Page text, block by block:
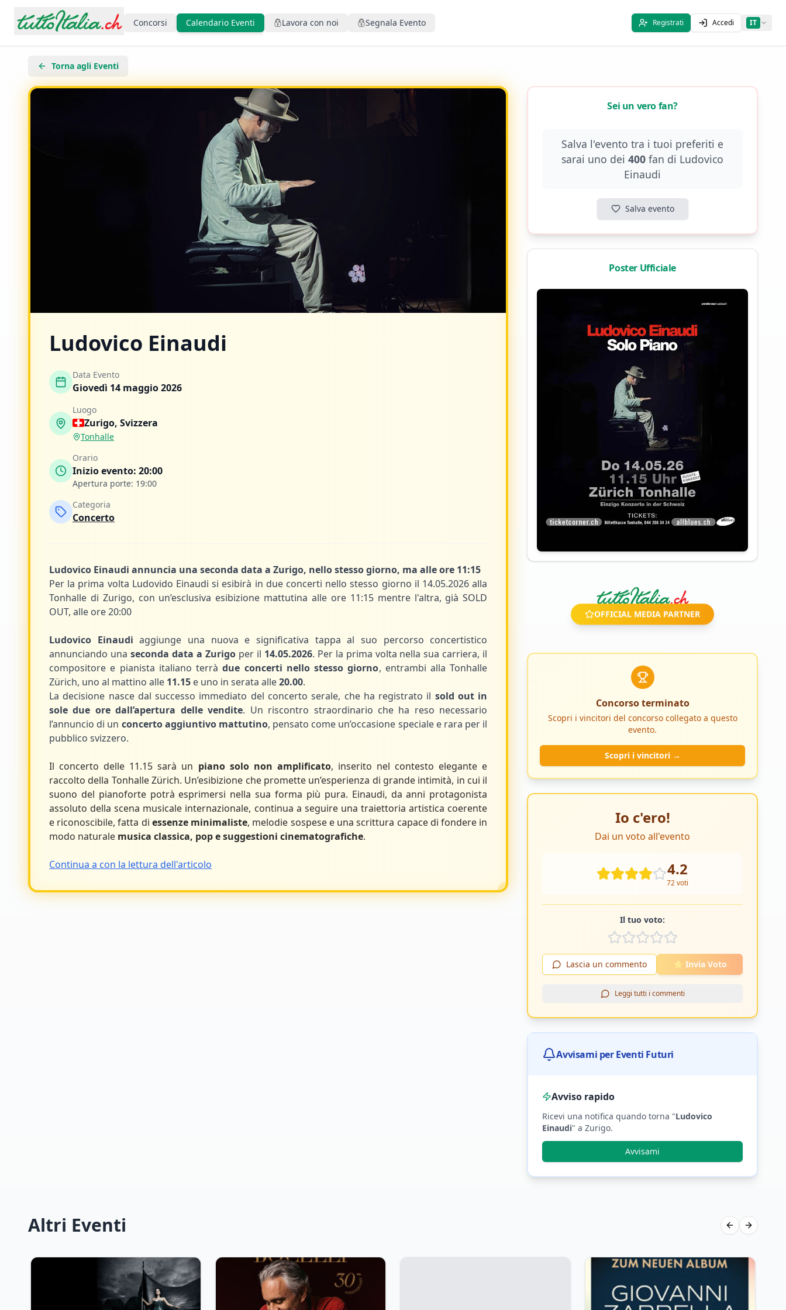
Concorsi Calendario Eventi Lavora con noi Segnala Evento Registrati Accedi IT
Torna agli Eventi
Ludovico Einaudi
Data Evento
Giovedì 14 maggio 2026
Luogo
Zurigo, Svizzera
Tonhalle
Orario
Inizio evento: 20:00
Apertura porte: 19:00
Categoria
Concerto
Ludovico Einaudi annuncia una seconda data a Zurigo, nello stesso giorno, ma alle ore 11:15
Per la prima volta Ludovido Einaudi si esibirà in due concerti nello stesso giorno il 14.05.2026 alla
Tonhalle di Zurigo, con un’esclusiva esibizione mattutina alle ore 11:15 mentre l'altra, già SOLD
OUT, alle ore 20:00
Ludovico Einaudiaggiunge una nuova e significativa tappa al suo percorso concertistico
annunciando una seconda data a Zurigoper il 14.05.2026. Per la prima volta nella sua carriera, il
compositore e pianista italiano terràdue concerti nello stesso giorno, entrambi alla Tonhalle
Zürich, uno al mattino alle 11.15 e uno in serata alle20.00.
La decisione nasce dal successo immediato del concerto serale, che ha registrato il sold out in
sole due ore dall’apertura delle vendite. Un riscontro straordinario che ha reso necessario
l’annuncio di un concerto aggiuntivo mattutino, pensato come un’occasione speciale e rara per il
pubblico svizzero.
Il concerto delle 11.15 sarà un piano solo non amplificato, inserito nel contesto elegante e
raccolto della Tonhalle Zürich. Un’esibizione che promette un’esperienza di grande intimità, in cui il
suono del pianoforte potrà esprimersi nella sua forma più pura. Einaudi, da anni protagonista
assoluto della scena musicale internazionale, continua a seguire una traiettoria artistica coerente
e riconoscibile, fatta di essenze minimaliste, melodie sospese e una scrittura capace di fondere in
modo naturale musica classica, pop e suggestioni cinematografiche.
Continua a con la lettura dell'articolo
Sei un vero fan?
Salva l'evento tra i tuoi preferiti e
sarai uno dei400 fan di Ludovico
Einaudi
Salva evento
Poster Ufficiale
OFFICIAL MEDIA PARTNER
Concorso terminato
Scopri i vincitori del concorso collegato a questo
evento.
Scopri i vincitori →
Io c'ero!
Dai un voto all'evento
4.2
72voti
Il tuo voto:
Lascia un commento ⭐ Invia Voto
Leggi tutti i commenti
Avvisami per Eventi Futuri
Avviso rapido
Ricevi una notifica quando torna "Ludovico
Einaudi" a Zurigo.
Avvisami
Altri Eventi Previous slide
Next